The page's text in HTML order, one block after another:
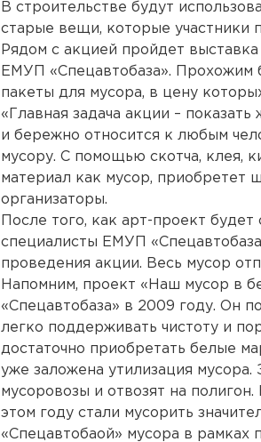
В строительстве будут
старые вещи, которые участники
Рядом с акцией пройдет
ЕМУП «Спецавтобаза». Прохожим
пакеты для мусора, в цену
«Главная задача акции –
и бережно относится к любым
мусору. С помощью скотча, клея,
материал как мусор, приобретет
организаторы.
После того, как арт-проект
специалисты ЕМУП
проведения акции. Весь мусор
Напомним, проект «Наш мусор в
«Спецавтобаза» в 2009 году. Он
легко поддерживать чистоту и
достаточно приобретать белые
уже заложена утилизация
мусоровозы и отвозят на
этом году стали мусорить
«Спецавтобаой» мусора в рамках